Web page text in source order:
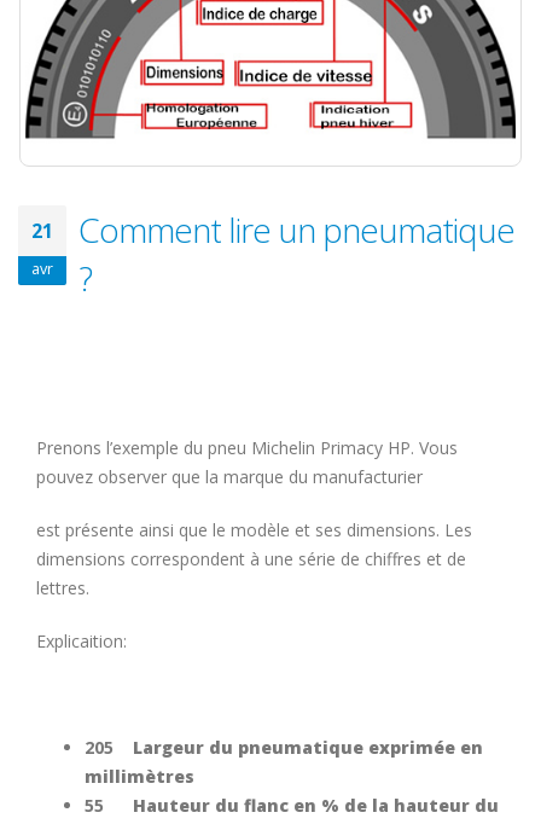
21
avr
Comment lire un pneumatique
?
Prenons l’exemple du pneu Michelin Primacy HP. Vous
pouvez observer que la marque du manufacturier
est présente ainsi que le modèle et ses dimensions. Les
dimensions correspondent à une série de chiffres et de
lettres.
Explicaition:
205
Largeur du pneumatique exprimée en
millimètres
55
Hauteur du flanc en % de la hauteur du